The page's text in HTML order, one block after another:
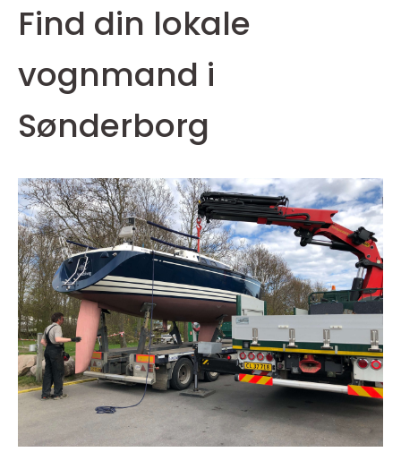
Find din lokale
vognmand i
Sønderborg